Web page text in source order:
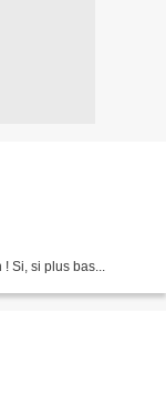
Si, si plus bas...